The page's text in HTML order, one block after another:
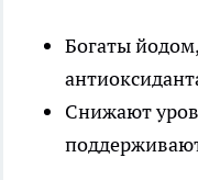
Богаты
Снижают